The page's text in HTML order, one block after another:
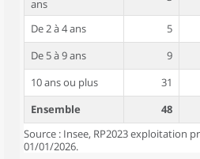
ans
De 2 à 4 ans 5
De 5 à 9 ans
9
10 ans ou plus
31
Ensemble
48
Source : Insee, RP2023 exploitation
01/01/2026.